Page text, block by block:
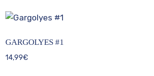
GARGOLYES #1
14,99€